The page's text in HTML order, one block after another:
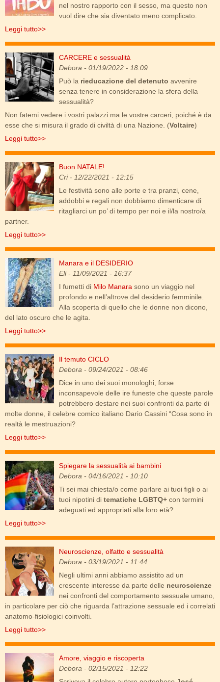
nel nostro rapporto con il sesso, ma questo non
vuol dire che sia diventato meno complicato.
Leggi tutto>>
carcere_e_sessualita.png
CARCERE e sessualità
Debora - 01/19/2022 - 18:09
Può la rieducazione del detenuto avvenire
senza tenere in considerazione la sfera della
sessualità?
Non fatemi vedere i vostri palazzi ma le vostre carceri, poiché è da
esse che si misura il grado di civiltà di una Nazione. (Voltaire)
Leggi tutto>>
sesso-a-natale_1.png
Buon NATALE!
Cri- 12/22/2021 - 12:15
Le festività sono alle porte e tra pranzi, cene,
addobbi e regali non dobbiamo dimenticare di
ritagliarci un po’ di tempo per noi e il/la nostro/a
partner.
Leggi tutto>>
manara_tuffo.jpg
Manara e il DESIDERIO
Eli- 11/09/2021 - 16:37
I fumetti di Milo Manara sono un viaggio nel
profondo e nell’altrove del desiderio femminile.
Alla scoperta di quello che le donne non dicono,
del lato oscuro che le agita.
Leggi tutto>>
mestruazioni.jpg
Il temuto CICLO
Debora - 09/24/2021 - 08:46
Dice in uno dei suoi monologhi, forse
inconsapevole delle ire funeste che queste parole
potrebbero destare nei suoi confronti da parte di
molte donne, il celebre comico italiano Dario Cassini “Cosa sono in
realtà le mestruazioni?
Leggi tutto>>
lgbtq.jpg
Spiegare la sessualità ai bambini
Debora - 04/16/2021 - 10:10
Ti sei mai chiesta/o come parlare ai tuoi figli o ai
tuoi nipotini di tematiche LGBTQ+ con termini
adeguati ed appropriati alla loro età?
Leggi tutto>>
olfatto.png
Neuroscienze, olfatto e sessualità
Debora - 03/19/2021 - 11:44
Negli ultimi anni abbiamo assistito ad un
crescente interesse da parte delle neuroscienze
nei confronti del comportamento sessuale umano,
in particolare per ciò che riguarda l’attrazione sessuale ed i correlati
anatomo-fisiologici coinvolti.
Leggi tutto>>
amore.jpg
Amore, viaggio e riscoperta
Debora - 02/15/2021 - 12:22